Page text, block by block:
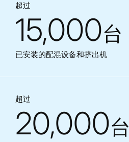
超过
15,000台
已安装的配混设备和挤出机
超过
20,000台